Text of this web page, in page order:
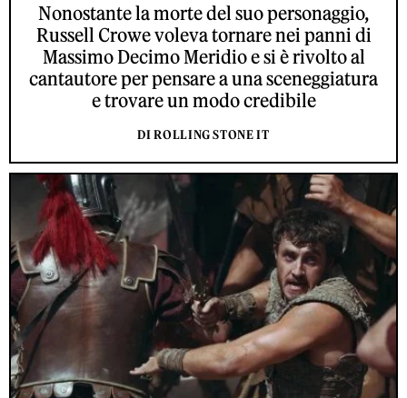
Nonostante la morte del suo personaggio,
Russell Crowe voleva tornare nei panni di
Massimo Decimo Meridio e si è rivolto al
cantautore per pensare a una sceneggiatura
e trovare un modo credibile
DI ROLLING STONE IT